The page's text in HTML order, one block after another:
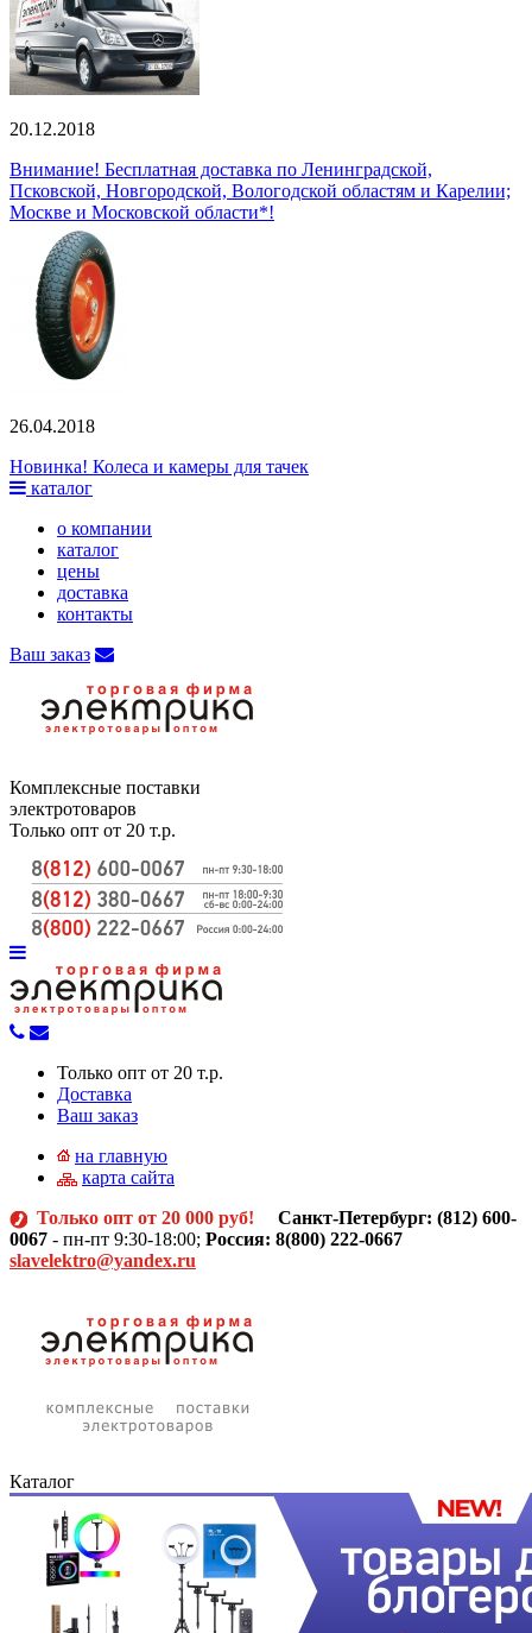
20.12.2018
Внимание! Бесплатная доставка по Ленинградской,
Псковской, Новгородской, Вологодской областям и Карелии;
Москве и Московской области*!
26.04.2018
Новинка! Колеса и камеры для тачек
каталог
о компании
каталог
цены
доставка
контакты
Ваш заказ
Комплексные поставки
электротоваров
Только опт от 20 т.р.
Только опт от 20 т.р.
Доставка
Ваш заказ
на главную
карта сайта
Только опт от 20 000 руб! Санкт-Петербург: (812) 600-
0067 - пн-пт 9:30-18:00; Россия: 8(800) 222-0667
slavelektro@yandex.ru
Каталог